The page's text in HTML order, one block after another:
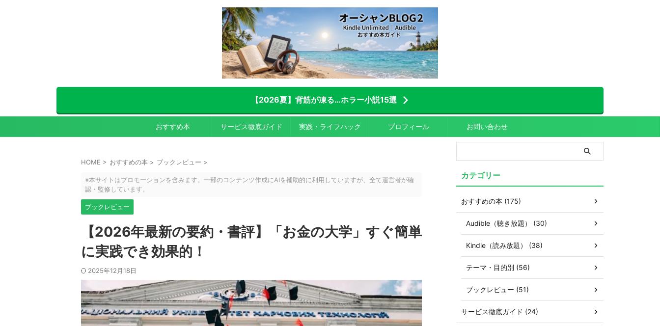
【2026夏】背筋が凍る…ホラー小説15選
おすすめ本 サービス徹底ガイド 実践・ライフハック プロフィール お問い合わせ
HOME > おすすめの本 > ブックレビュー >
※本サイトはプロモーションを含みます。一部のコンテンツ作成にAIを補助的に利用していますが、全て運営者が確
認・監修しています。
ブックレビュー
【2026年最新の要約・書評】「お金の大学」すぐ簡単
に実践でき効果的！
2025年12月18日
カテゴリー
おすすめの本 (175)
Audible（聴き放題） (30)
Kindle（読み放題） (38)
テーマ・目的別 (56)
ブックレビュー (51)
サービス徹底ガイド (24)